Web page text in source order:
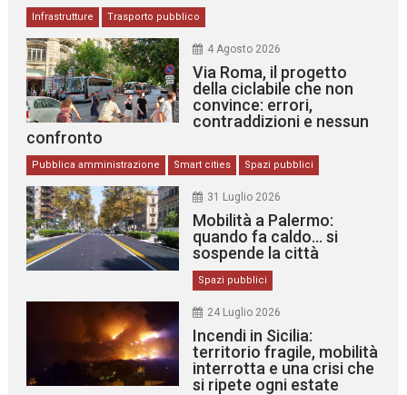
Infrastrutture Trasporto pubblico
4 Agosto 2026
Via Roma, il progetto
della ciclabile che non
convince: errori,
contraddizioni e nessun
confronto
Pubblica amministrazione Smart cities Spazi pubblici
31 Luglio 2026
Mobilità a Palermo:
quando fa caldo… si
sospende la città
Spazi pubblici
24 Luglio 2026
Incendi in Sicilia:
territorio fragile, mobilità
interrotta e una crisi che
si ripete ogni estate